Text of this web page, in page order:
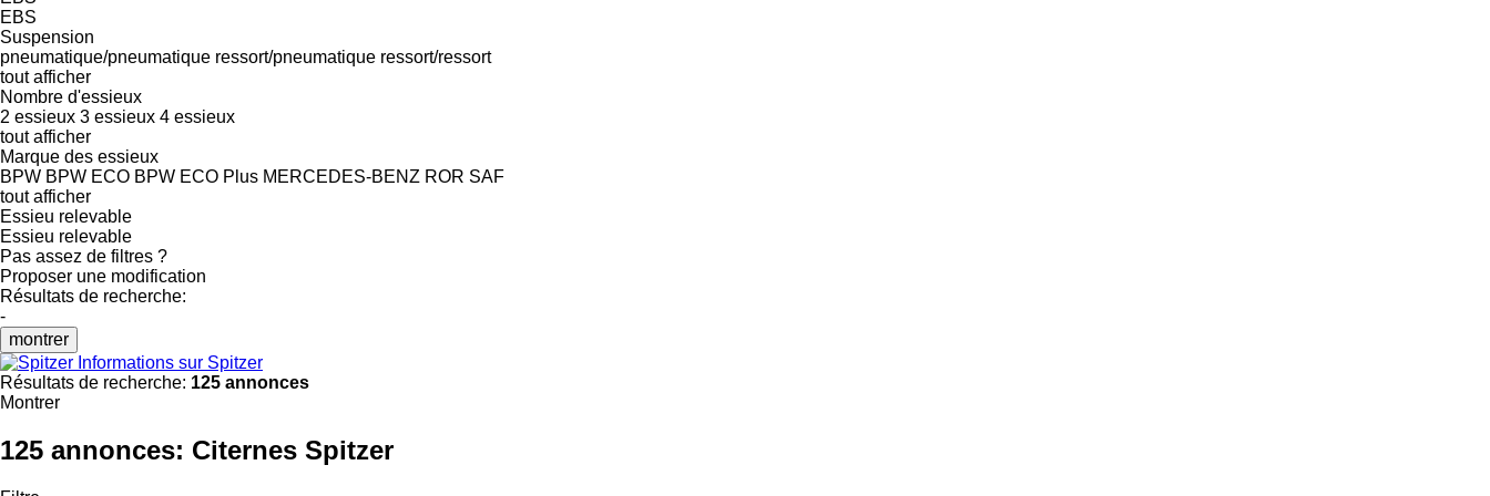
EBS
Suspension
pneumatique/pneumatique ressort/pneumatique ressort/ressort
tout afficher
Nombre d'essieux
2 essieux 3 essieux 4 essieux
tout afficher
Marque des essieux
BPW BPW ECO BPW ECO Plus MERCEDES-BENZ ROR SAF
tout afficher
Essieu relevable
Essieu relevable
Pas assez de filtres ?
Proposer une modification
Résultats de recherche:
-
montrer
Informations sur Spitzer
Résultats de recherche: 125 annonces
Montrer
125 annonces: Citernes Spitzer